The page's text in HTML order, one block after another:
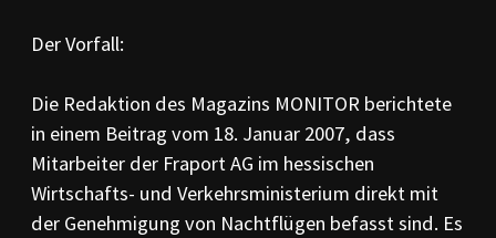
BESCHWERDE
Anleitung zur Beschwerde
Beschwerdeformular
Der Vorfall:
Die Redaktion des Magazins MONITOR berichtete
in einem Beitrag vom 18. Ja­nuar 2007, dass
Mitarbeiter der Fraport AG im hessischen
Wirtschafts- und Ver­kehrs­minis­terium direkt mit
der Genehmigung von Nacht­flügen befasst sind. Es